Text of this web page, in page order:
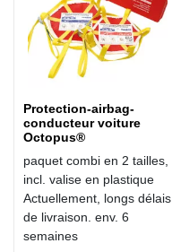
Protection-airbag-
conducteur voiture
Octopus®
paquet combi en 2 tailles,
incl. valise en plastique
Actuellement, longs délais
de livraison. env. 6
semaines